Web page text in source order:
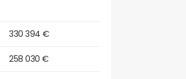
330 394 €
258 030 €